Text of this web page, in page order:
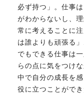
必ず持つ」。仕事
がわからないし、
常に考えることに
は誰よりも頑張る
でもできる仕事は
らの点に気をつけ
中で自分の成長を
役に立つことがで